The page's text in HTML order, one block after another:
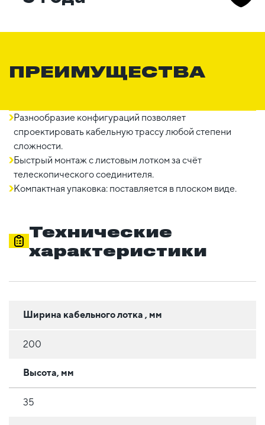
ПРЕИМУЩЕСТВА
Разнообразие конфигураций позволяет
спроектировать кабельную трассу любой степени
сложности.
Быстрый монтаж с листовым лотком за счёт
телескопического соединителя.
Компактная упаковка: поставляется в плоском виде.
Технические
характеристики
Ширина кабельного лотка , мм
200
Высота, мм
35